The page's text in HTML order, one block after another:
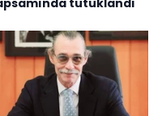
tutuklandı